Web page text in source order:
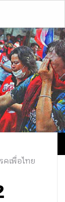
เพื่อไทย